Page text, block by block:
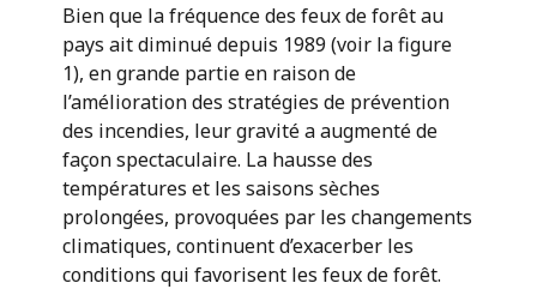
Bien que la fréquence des feux de forêt au
pays ait diminué depuis 1989 (voir la figure
1), en grande partie en raison de
l’amélioration des stratégies de prévention
des incendies, leur gravité a augmenté de
façon spectaculaire. La hausse des
températures et les saisons sèches
prolongées, provoquées par les changements
climatiques, continuent d’exacerber les
conditions qui favorisent les feux de forêt.